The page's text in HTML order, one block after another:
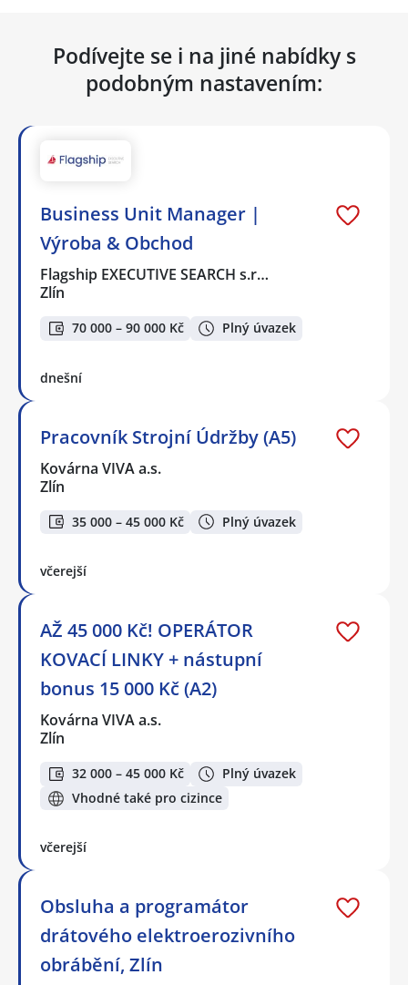
Podívejte se i na jiné nabídky s
podobným nastavením:
Business Unit Manager |
Výroba & Obchod
Flagship EXECUTIVE SEARCH s.r…
Zlín
70 000 – 90 000 Kč Plný úvazek
dnešní
Pracovník Strojní Údržby (A5)
Kovárna VIVA a.s.
Zlín
35 000 – 45 000 Kč Plný úvazek
včerejší
AŽ 45 000 Kč! OPERÁTOR
KOVACÍ LINKY + nástupní
bonus 15 000 Kč (A2)
Kovárna VIVA a.s.
Zlín
32 000 – 45 000 Kč
Plný úvazek
Vhodné také pro cizince
včerejší
Obsluha a programátor
drátového elektroerozivního
obrábění, Zlín